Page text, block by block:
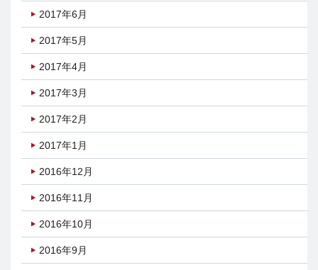
2017年6月
2017年5月
2017年4月
2017年3月
2017年2月
2017年1月
2016年12月
2016年11月
2016年10月
2016年9月